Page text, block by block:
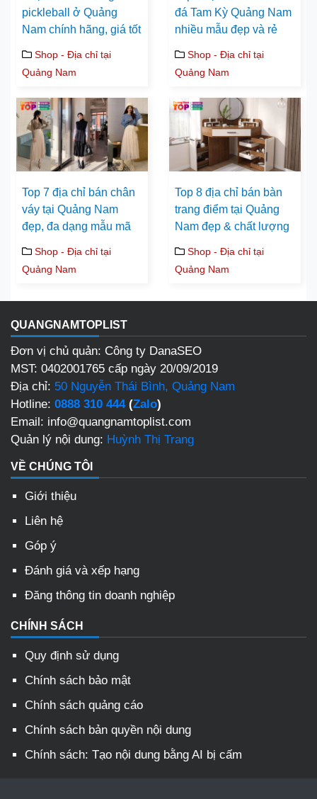
pickleball ở Quảng
Nam chính hãng, giá tốt
Shop - Địa chỉ tại
Quảng Nam
đá Tam Kỳ Quảng Nam
nhiều mẫu đẹp và rẻ
Shop - Địa chỉ tại
Quảng Nam
Top 7 địa chỉ bán chân
váy tại Quảng Nam
đẹp, đa dạng mẫu mã
Shop - Địa chỉ tại
Quảng Nam
Top 8 địa chỉ bán bàn
trang điểm tại Quảng
Nam đẹp & chất lượng
Shop - Địa chỉ tại
Quảng Nam
QUANGNAMTOPLIST
Đơn vị chủ quản: Công ty DanaSEO
MST: 0402001765 cấp ngày 20/09/2019
Địa chỉ: 50 Nguyễn Thái Bình, Quảng Nam
Hotline: 0888 310 444(Zalo)
Email: info@quangnamtoplist.com
Quản lý nội dung: Huỳnh Thị Trang
VỀ CHÚNG TÔI
Giới thiệu
Liên hệ
Góp ý
Đánh giá và xếp hạng
Đăng thông tin doanh nghiệp
CHÍNH SÁCH
Quy định sử dụng
Chính sách bảo mật
Chính sách quảng cáo
Chính sách bản quyền nội dung
Chính sách: Tạo nội dung bằng AI bị cấm